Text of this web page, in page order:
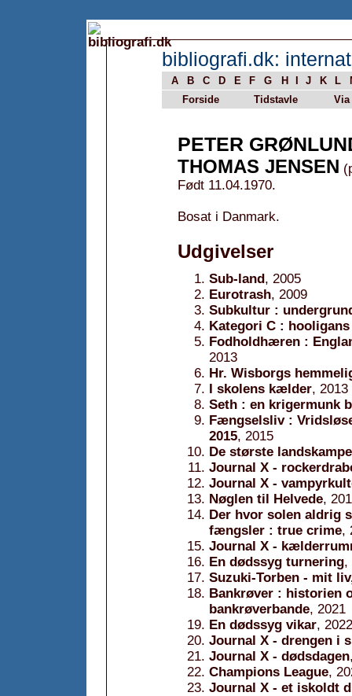
bibliografi.dk:
A B C D E F G H J K L
Forside
Tidstavle Via
PETER
THOMAS JENSEN
Født 11.04.1970.
Bosat i Danmark.
Udgivelser
Sub-land, 2005
Eurotrash, 2009
Subkultur :
Kategori C :
Fodholdhæren :
2013
Hr. Wisborgs
I skolens kælder, 2013
Seth : en krigermunk
Fængselsliv :
2015, 2015
De største landskampe
Journal X -
Journal X -
Nøglen til Helvede,
Der hvor solen aldrig
fængsler : true crime,
Journal X -
En dødssyg turnering,
Suzuki-Torben - mit
Bankrøver : historien
bankrøverbande, 2021
En dødssyg vikar, 2022
Journal X - drengen i
Journal X - dødsdagen
Champions League,
Journal X - et iskoldt